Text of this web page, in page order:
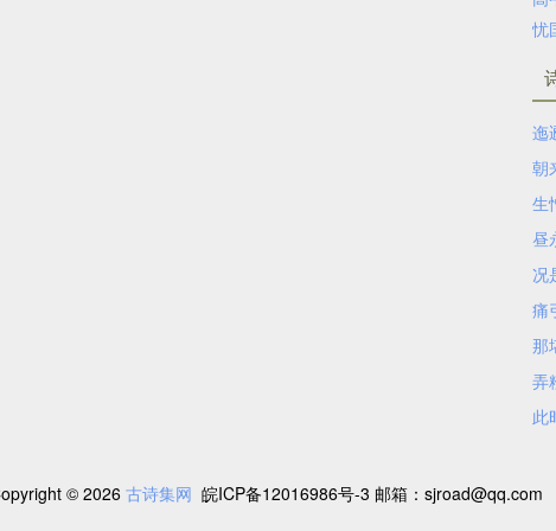
忧
迤
朝
生
昼
况
痛
那
弄
此
© 2026 古诗集网 皖ICP备12016986号-3 邮箱：sjroad@qq.com